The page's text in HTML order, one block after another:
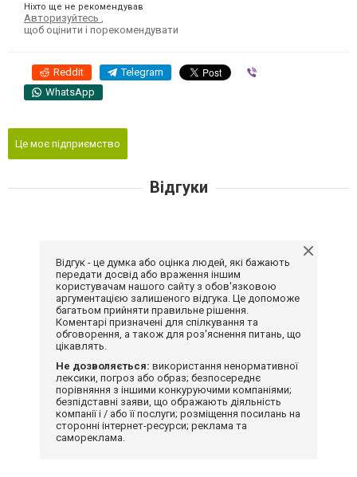
Ніхто ще не рекомендував
Авторизуйтесь
щоб оцінити і порекомендувати
Reddit Telegram
WhatsApp
Це моє підприємство
Відгуки
Відгук - це думка або оцінка людей, які бажають
передати досвід або враження іншим
користувачам нашого сайту з обов'язковою
аргументацією залишеного відгука. Це допоможе
багатьом прийняти правильне рішення.
Коментарі призначені для спілкування та
обговорення, а також для роз'яснення питань, що
цікавлять.
Не дозволяється: використання ненормативної
лексики, погроз або образ; безпосереднє
порівняння з іншими конкуруючими компаніями;
безпідставні заяви, що ображають діяльність
компанії і / або її послуги; розміщення посилань на
сторонні інтернет-ресурси; реклама та
самореклама.